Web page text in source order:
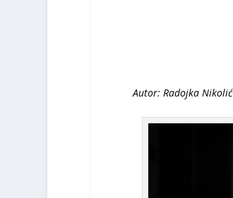
Autor: Radojka Nikolić